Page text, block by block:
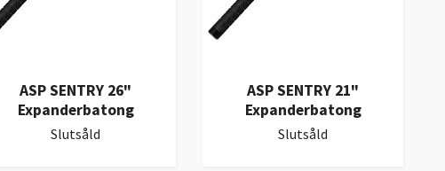
ASP SENTRY 26"
Expanderbatong
Slutsåld
ASP SENTRY 21"
Expanderbatong
Slutsåld